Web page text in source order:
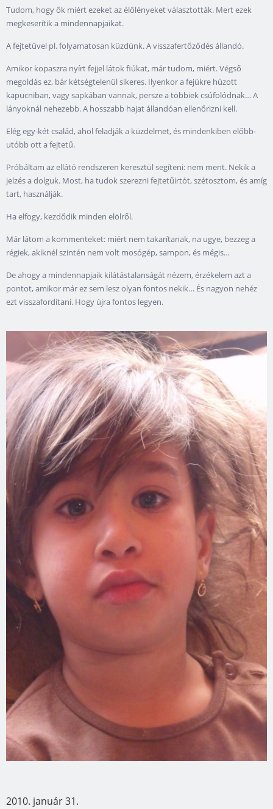
Tudom, hogy ők miért ezeket az élőlényeket választották. Mert ezek
megkeserítik a mindennapjaikat.
A fejtetűvel pl. folyamatosan küzdünk. A visszafertőződés állandó.
Amikor kopaszra nyírt fejjel látok fiúkat, már tudom, miért. Végső
megoldás ez, bár kétségtelenül sikeres. Ilyenkor a fejükre húzott
kapucniban, vagy sapkában vannak, persze a többiek csúfolódnak… A
lányoknál nehezebb. A hosszabb hajat állandóan ellenőrizni kell.
Elég egy-két család, ahol feladják a küzdelmet, és mindenkiben előbb-
utóbb ott a fejtetű.
Próbáltam az ellátó rendszeren keresztül segíteni: nem ment. Nekik a
jelzés a dolguk. Most, ha tudok szerezni fejtetűirtót, szétosztom, és amíg
tart, használják.
Ha elfogy, kezdődik minden elölről.
Már látom a kommenteket: miért nem takarítanak, na ugye, bezzeg a
régiek, akiknél szintén nem volt mosógép, sampon, és mégis…
De ahogy a mindennapjaik kilátástalanságát nézem, érzékelem azt a
pontot, amikor már ez sem lesz olyan fontos nekik… És nagyon nehéz
ezt visszafordítani. Hogy újra fontos legyen.
2010. január 31.